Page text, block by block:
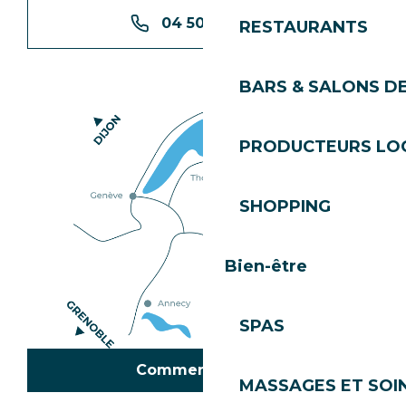
RESTAURANTS
BARS & SALONS
PRODUCTEURS
SHOPPING
Bien-être
SPAS
MASSAGES ET
04 50 74 74 74
Comment venir ?